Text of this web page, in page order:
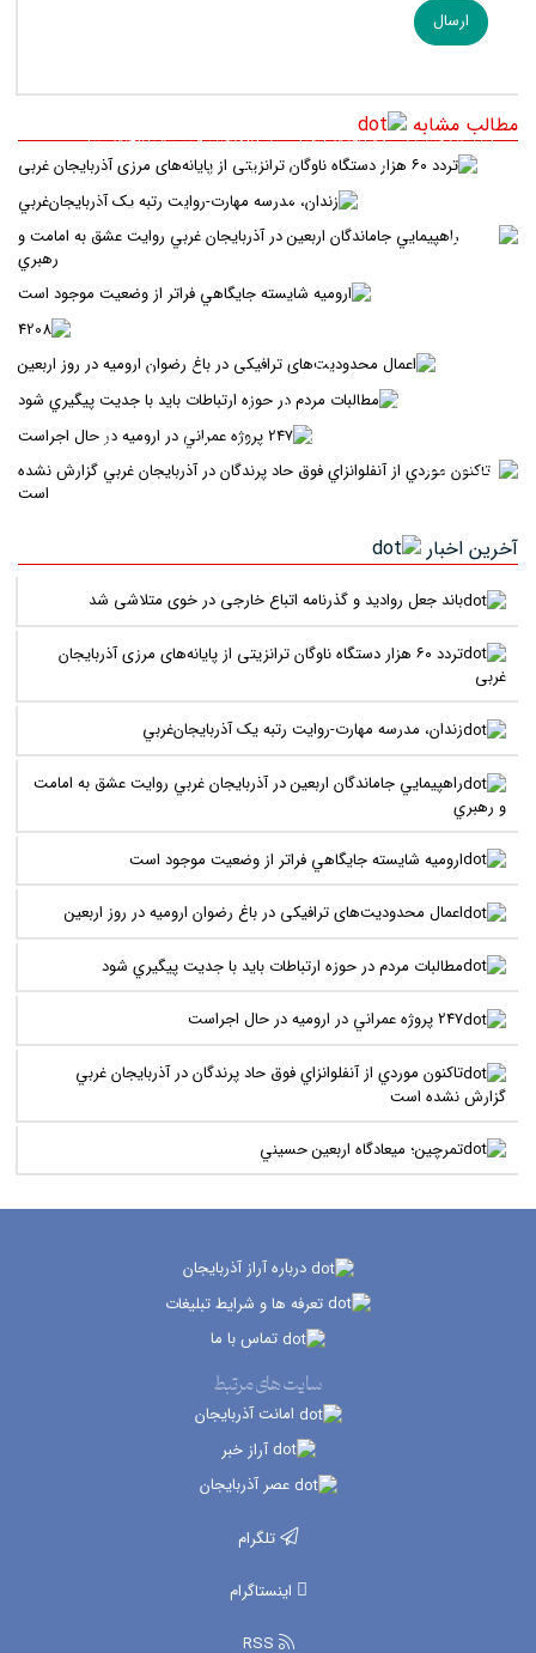
مطالب مشابه
تردد ۶۰ هزار دستگاه ناوگان ترانزیتی از پایانه‌های مرزی آذربایجان ‌غربی
زندان، مدرسه مهارت-روايت رتبه يک آذربايجان‌غربي
راهپيمايي جاماندگان اربعين در آذربايجان غربي روايت عشق به امامت و
رهبري
مطالبات مردم در حوزه ارتباطات بايد با جديت پيگيري شود
تاکنون موردي از آنفلوانزاي فوق حاد پرندگان در آذربايجان غربي گزارش
نشده است
آخرین اخبار
باند جعل روادید و گذرنامه اتباع خارجی در خوی متلاشی شد
تردد ۶۰ هزار دستگاه ناوگان ترانزیتی از پایانه‌های مرزی آذربایجان
‌غربی
زندان، مدرسه مهارت-روايت رتبه يک آذربايجان‌غربي
راهپيمايي جاماندگان اربعين در آذربايجان غربي روايت عشق به امامت
و رهبري
اروميه شايسته جايگاهي فراتر از وضعيت موجود است
اعمال محدودیت‌های ترافیکی در باغ رضوان ارومیه در روز اربعین
مطالبات مردم در حوزه ارتباطات بايد با جديت پيگيري شود
247 پروژه عمراني در اروميه در حال اجراست
تاکنون موردي از آنفلوانزاي فوق حاد پرندگان در آذربايجان غربي
گزارش نشده است
تمرچين؛ ميعادگاه اربعين حسيني
درباره آراز آذربایجان
تعرفه ها و شرایط تبلیغات
تماس با ما
سایت های مرتبط
امانت آذربایجان
آراز خبر
عصر آذربایجان
تلگرام
اینستاگرام